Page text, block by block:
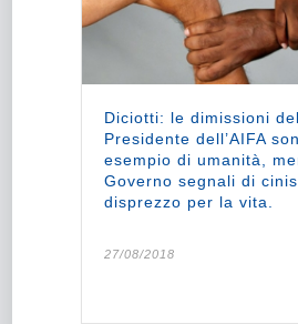
Diciotti: le dimissioni del
Presidente dell’AIFA
esempio di umanità,
Governo segnali di
disprezzo per la vita.
27/08/2018